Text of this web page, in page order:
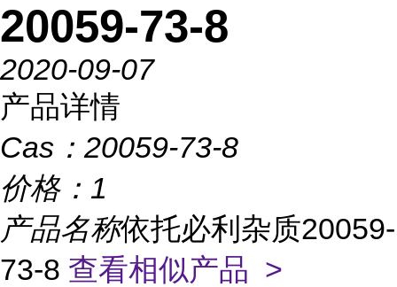
20059-73-8
2020-09-07
产品详情
Cas： 20059-73-8
价格： 1
产品名称依托必利杂质20059-
73-8 查看相似产品 >